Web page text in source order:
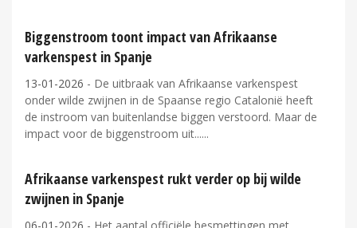
Biggenstroom toont impact van Afrikaanse
varkenspest in Spanje
13-01-2026 - De uitbraak van Afrikaanse varkenspest
onder wilde zwijnen in de Spaanse regio Catalonië heeft
de instroom van buitenlandse biggen verstoord. Maar de
impact voor de biggenstroom uit...
Afrikaanse varkenspest rukt verder op bij wilde
zwijnen in Spanje
06-01-2026 - Het aantal officiële besmettingen met